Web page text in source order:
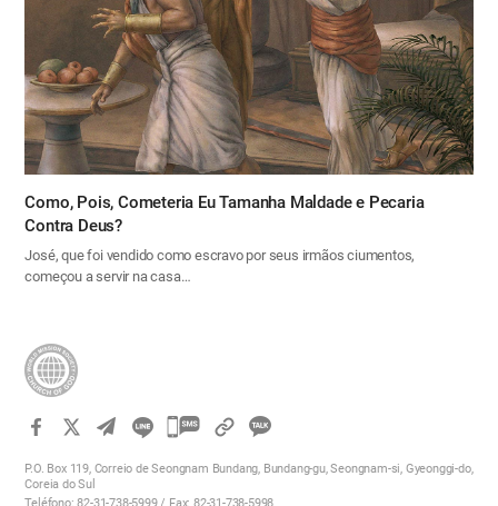
Como, Pois, Cometeria Eu Tamanha Maldade e Pecaria
Contra Deus?
José, que foi vendido como escravo por seus irmãos ciumentos,
começou a servir na casa…
카
오
P.O. Box 119, Correio de Seongnam Bundang, Bundang-gu, Seongnam-si, Gyeonggi-do,
Coreia do Sul